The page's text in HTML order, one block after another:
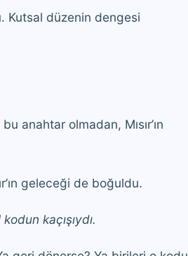
Kutsal düzenin dengesi
anahtar olmadan, Mısır’ın
geleceği de boğuldu.
kodun kaçışıydı.